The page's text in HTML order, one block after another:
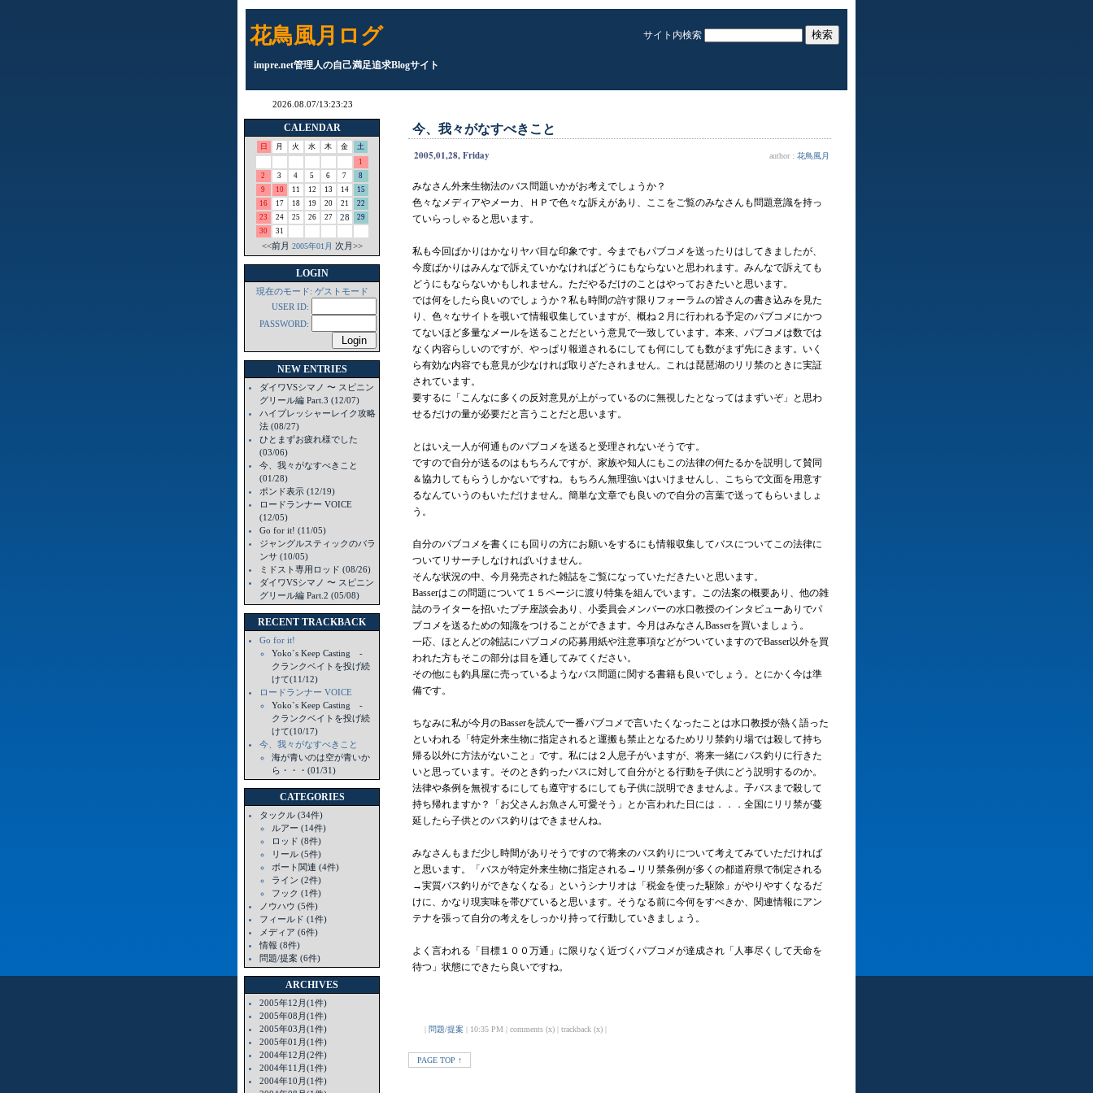
花鳥風月ログ
impre.net管理人の自己満足追求Blogサイト
サイト内検索
CALENDAR
日 月 火 水 木 金
土
1
2
3 4 5 6 7
8
9
10 11 12 13 14
15
16
17 18 19 20 21
22
23
24 25 26 27 28
29
30
31
<<前月 2005年01月 次月>>
LOGIN
現在のモード: ゲストモード
USER ID:
PASSWORD:
NEW ENTRIES
ダイワVSシマノ 〜 スピニン
グリール編 Part.3 (12/07)
ハイプレッシャーレイク攻略
法 (08/27)
ひとまずお疲れ様でした
(03/06)
今、我々がなすべきこと
(01/28)
ポンド表示 (12/19)
ロードランナー VOICE
(12/05)
Go for it! (11/05)
ジャングルスティックのバラ
ンサ (10/05)
ミドスト専用ロッド (08/26)
ダイワVSシマノ 〜 スピニン
グリール編 Part.2 (05/08)
RECENT TRACKBACK
Go for it!
Yoko`s Keep Casting -
クランクベイトを投げ続
けて(11/12)
ロードランナー VOICE
Yoko`s Keep Casting -
クランクベイトを投げ続
けて(10/17)
今、我々がなすべきこと
海が青いのは空が青いか
ら・・・(01/31)
CATEGORIES
タックル (34件)
ルアー (14件)
ロッド (8件)
リール (5件)
ボート関連 (4件)
ライン (2件)
フック (1件)
ノウハウ (5件)
フィールド (1件)
メディア (6件)
情報 (8件)
問題/提案 (6件)
ARCHIVES
2005年12月(1件)
2005年08月(1件)
2005年03月(1件)
2005年01月(1件)
2004年12月(2件)
2004年11月(1件)
2004年10月(1件)
今、我々がなすべきこと
2005,01,28, Friday author : 花鳥風月
みなさん外来生物法のバス問題いかがお考えでしょうか？
色々なメディアやメーカ、ＨＰで色々な訴えがあり、ここをご覧のみなさんも問題意識を持っ
ていらっしゃると思います。
私も今回ばかりはかなりヤバ目な印象です。今までもパブコメを送ったりはしてきましたが、
今度ばかりはみんなで訴えていかなければどうにもならないと思われます。みんなで訴えても
どうにもならないかもしれません。ただやるだけのことはやっておきたいと思います。
では何をしたら良いのでしょうか？私も時間の許す限りフォーラムの皆さんの書き込みを見た
り、色々なサイトを覗いて情報収集していますが、概ね２月に行われる予定のパブコメにかつ
てないほど多量なメールを送ることだという意見で一致しています。本来、パブコメは数では
なく内容らしいのですが、やっぱり報道されるにしても何にしても数がまず先にきます。いく
ら有効な内容でも意見が少なければ取りざたされません。これは琵琶湖のリリ禁のときに実証
されています。
要するに「こんなに多くの反対意見が上がっているのに無視したとなってはまずいぞ」と思わ
せるだけの量が必要だと言うことだと思います。
とはいえ一人が何通ものパブコメを送ると受理されないそうです。
ですので自分が送るのはもちろんですが、家族や知人にもこの法律の何たるかを説明して賛同
＆協力してもらうしかないですね。もちろん無理強いはいけませんし、こちらで文面を用意す
るなんていうのもいただけません。簡単な文章でも良いので自分の言葉で送ってもらいましょ
う。
自分のパブコメを書くにも回りの方にお願いをするにも情報収集してバスについてこの法律に
ついてリサーチしなければいけません。
そんな状況の中、今月発売された雑誌をご覧になっていただきたいと思います。
Basserはこの問題について１５ページに渡り特集を組んでいます。この法案の概要あり、他の雑
誌のライターを招いたプチ座談会あり、小委員会メンバーの水口教授のインタビューありでパ
ブコメを送るための知識をつけることができます。今月はみなさんBasserを買いましょう。
一応、ほとんどの雑誌にパブコメの応募用紙や注意事項などがついていますのでBasser以外を買
われた方もそこの部分は目を通してみてください。
その他にも釣具屋に売っているようなバス問題に関する書籍も良いでしょう。とにかく今は準
備です。
ちなみに私が今月のBasserを読んで一番パブコメで言いたくなったことは水口教授が熱く語った
といわれる「特定外来生物に指定されると運搬も禁止となるためリリ禁釣り場では殺して持ち
帰る以外に方法がないこと」です。私には２人息子がいますが、将来一緒にバス釣りに行きた
いと思っています。そのとき釣ったバスに対して自分がとる行動を子供にどう説明するのか。
法律や条例を無視するにしても遵守するにしても子供に説明できませんよ。子バスまで殺して
持ち帰れますか？「お父さんお魚さん可愛そう」とか言われた日には．．．全国にリリ禁が蔓
延したら子供とのバス釣りはできませんね。
みなさんもまだ少し時間がありそうですので将来のバス釣りについて考えてみていただければ
と思います。「バスが特定外来生物に指定される→リリ禁条例が多くの都道府県で制定される
→実質バス釣りができなくなる」というシナリオは「税金を使った駆除」がやりやすくなるだ
けに、かなり現実味を帯びていると思います。そうなる前に今何をすべきか、関連情報にアン
テナを張って自分の考えをしっかり持って行動していきましょう。
よく言われる「目標１００万通」に限りなく近づくパブコメが達成され「人事尽くして天命を
待つ」状態にできたら良いですね。
| 問題/提案 | 10:35 PM | comments (x) | trackback (x) |
PAGE TOP ↑